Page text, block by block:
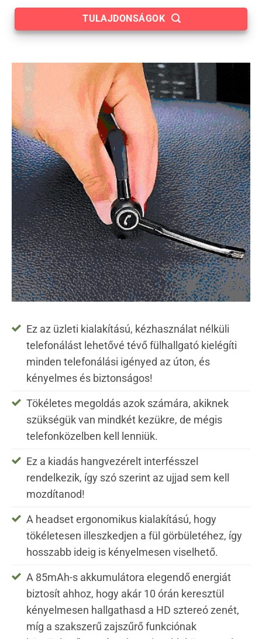
TULAJDONSÁGOK
Ez az üzleti kialakítású, kézhasználat nélküli
telefonálást lehetővé tévő fülhallgató kielégíti
minden telefonálási igényed az úton, és
kényelmes és biztonságos!
Tökéletes megoldás azok számára, akiknek
szükségük van mindkét kezükre, de mégis
telefonközelben kell lenniük.
Ez a kiadás hangvezérelt interfésszel
rendelkezik, így szó szerint az ujjad sem kell
mozdítanod!
A headset ergonomikus kialakítású, hogy
tökéletesen illeszkedjen a fül görbületéhez, így
hosszabb ideig is kényelmesen viselhető.
A 85mAh-s akkumulátora elegendő energiát
biztosít ahhoz, hogy akár 10 órán keresztül
kényelmesen hallgathasd a HD sztereó zenét,
míg a szakszerű zajszűrő funkciónak